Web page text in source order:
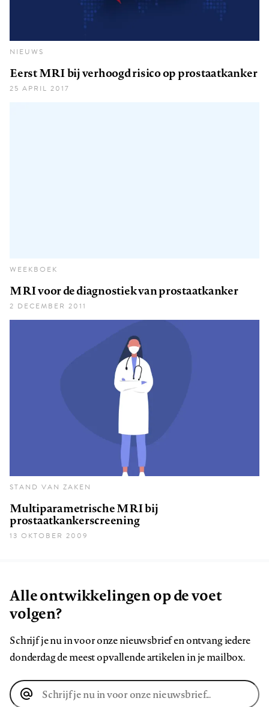
NIEUWS
Eerst MRI bij verhoogd risico op prostaatkanker
25 APRIL 2017
WEEKBOEK
MRI voor de diagnostiek van prostaatkanker
2 DECEMBER 2011
STAND VAN ZAKEN
Multiparametrische MRI bij
prostaatkankerscreening
13 OKTOBER 2009
Alle ontwikkelingen op de voet
volgen?
Schrijf je nu in voor onze nieuwsbrief en ontvang iedere
donderdag de meest opvallende artikelen in je mailbox.
E-